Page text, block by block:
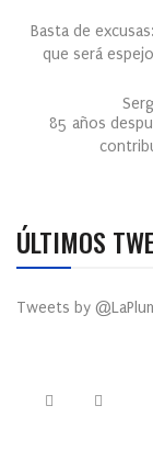
Basta de
que será
85 años
ÚLTIMOS
Tweets by